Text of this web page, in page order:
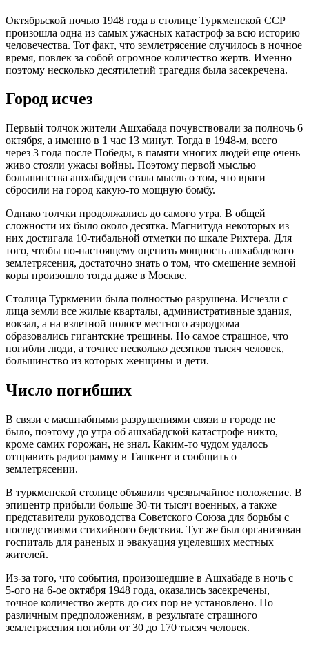
Октябрьской ночью 1948 года в столице Туркменской ССР
произошла одна из самых ужасных катастроф за всю историю
человечества. Тот факт, что землетрясение случилось в ночное
время, повлек за собой огромное количество жертв. Именно
поэтому несколько десятилетий трагедия была засекречена.
Город исчез
Первый толчок жители Ашхабада почувствовали за полночь 6
октября, а именно в 1 час 13 минут. Тогда в 1948-м, всего
через 3 года после Победы, в памяти многих людей еще очень
живо стояли ужасы войны. Поэтому первой мыслью
большинства ашхабадцев стала мысль о том, что враги
сбросили на город какую-то мощную бомбу.
Однако толчки продолжались до самого утра. В общей
сложности их было около десятка. Магнитуда некоторых из
них достигала 10-тибальной отметки по шкале Рихтера. Для
того, чтобы по-настоящему оценить мощность ашхабадского
землетрясения, достаточно знать о том, что смещение земной
коры произошло тогда даже в Москве.
Столица Туркмении была полностью разрушена. Исчезли с
лица земли все жилые кварталы, административные здания,
вокзал, а на взлетной полосе местного аэродрома
образовались гигантские трещины. Но самое страшное, что
погибли люди, а точнее несколько десятков тысяч человек,
большинство из которых женщины и дети.
Число погибших
В связи с масштабными разрушениями связи в городе не
было, поэтому до утра об ашхабадской катастрофе никто,
кроме самих горожан, не знал. Каким-то чудом удалось
отправить радиограмму в Ташкент и сообщить о
землетрясении.
В туркменской столице объявили чрезвычайное положение. В
эпицентр прибыли больше 30-ти тысяч военных, а также
представители руководства Советского Союза для борьбы с
последствиями стихийного бедствия. Тут же был организован
госпиталь для раненых и эвакуация уцелевших местных
жителей.
Из-за того, что события, произошедшие в Ашхабаде в ночь с
5-ого на 6-ое октября 1948 года, оказались засекречены,
точное количество жертв до сих пор не установлено. По
различным предположениям, в результате страшного
землетрясения погибли от 30 до 170 тысяч человек.